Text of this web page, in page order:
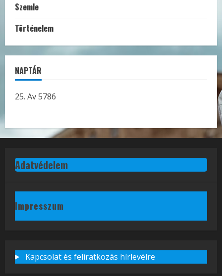
Szemle
Történelem
NAPTÁR
25. Av 5786
Adatvédelem
Impresszum
Kapcsolat és feliratkozás hírlevélre